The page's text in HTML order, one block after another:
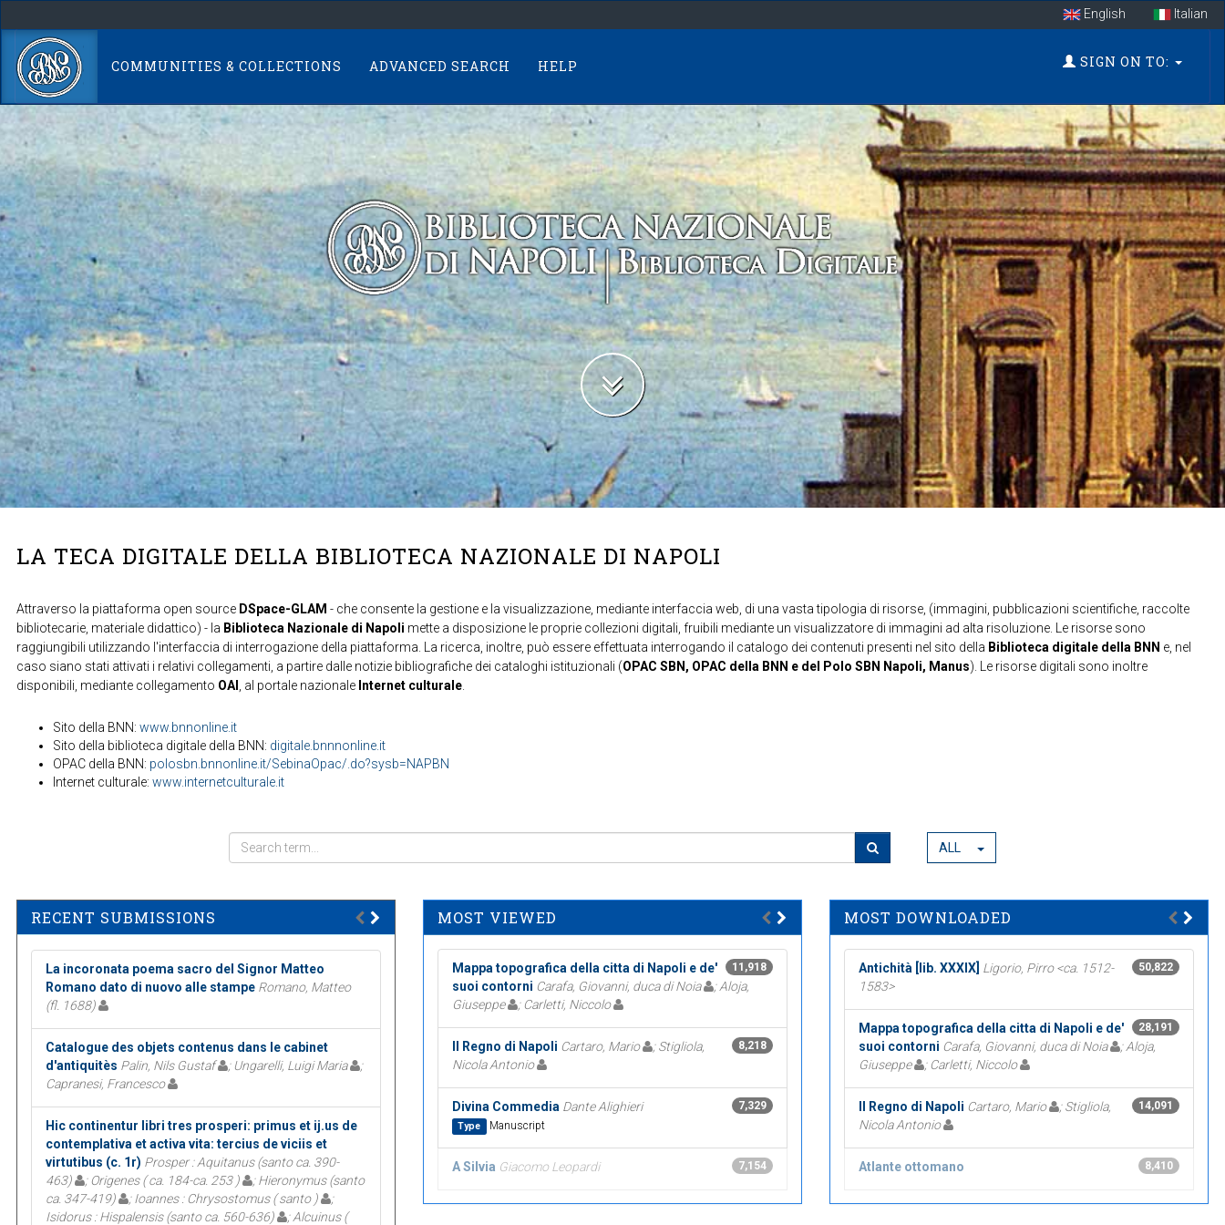
navigation
English Italian
COMMUNITIES & COLLECTIONS ADVANCED SEARCH HELP SIGN ON TO:
LA TECA DIGITALE DELLA BIBLIOTECA NAZIONALE DI NAPOLI
Attraverso la piattaforma open source DSpace-GLAM - che consente la gestione e la visualizzazione, mediante interfaccia web, di una vasta tipologia di risorse, (immagini, pubblicazioni scientifiche, raccolte
bibliotecarie, materiale didattico) - la Biblioteca Nazionale di Napoli mette a disposizione le proprie collezioni digitali, fruibili mediante un visualizzatore di immagini ad alta risoluzione. Le risorse sono
raggiungibili utilizzando l'interfaccia di interrogazione della piattaforma. La ricerca, inoltre, può essere effettuata interrogando il catalogo dei contenuti presenti nel sito della Biblioteca digitale della BNN e, nel
caso siano stati attivati i relativi collegamenti, a partire dalle notizie bibliografiche dei cataloghi istituzionali (OPAC SBN, OPAC della BNN e del Polo SBN Napoli, Manus). Le risorse digitali sono inoltre
disponibili, mediante collegamento OAI , al portale nazionale Internet culturale.
Sito della BNN: www.bnnonline.it
Sito della biblioteca digitale della BNN: digitale.bnnnonline.it
OPAC della BNN: polosbn.bnnonline.it/SebinaOpac/.do?sysb=NAPBN
Internet culturale: www.internetculturale.it
ALL
RECENT SUBMISSIONS
La incoronata poema sacro del Signor Matteo
Romano dato di nuovo alle stampe Romano, Matteo
(fl. 1688)
Catalogue des objets contenus dans le cabinet
d'antiquitès Palin, Nils Gustaf ; Ungarelli, Luigi Maria
;
Capranesi, Francesco
Hic continentur libri tres prosperi: primus et ij.us de
contemplativa et activa vita: tercius de viciis et
virtutibus (c. 1r) Prosper : Aquitanus (santo ca. 390-
463)
; Origenes ( ca. 184-ca. 253 )
; Hieronymus (santo
ca. 347-419)
; Ioannes : Chrysostomus ( santo )
;
Isidorus : Hispalensis (santo ca. 560-636)
; Alcuinus (
MOST VIEWED
11,918
Mappa topografica della citta di Napoli e de'
suoi contorni Carafa, Giovanni, duca di Noia
; Aloja,
Giuseppe
; Carletti, Niccolo
8,218
Il Regno di Napoli Cartaro, Mario
; Stigliola,
Nicola Antonio
7,329
Divina Commedia Dante Alighieri
Type Manuscript
7,154
A Silvia Giacomo Leopardi
MOST DOWNLOADED
50,822
Antichità [lib. XXXIX] Ligorio, Pirro <ca. 1512-
1583>
28,191
Mappa topografica della citta di Napoli e de'
suoi contorni Carafa, Giovanni, duca di Noia
; Aloja,
Giuseppe
; Carletti, Niccolo
14,091
Il Regno di Napoli Cartaro, Mario
; Stigliola,
Nicola Antonio
8,410
Atlante ottomano